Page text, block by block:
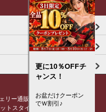
リー通販
トスタイル-
更に10％OFFチ
ャンス！
お盆だけクーポン
でＷ割引♪